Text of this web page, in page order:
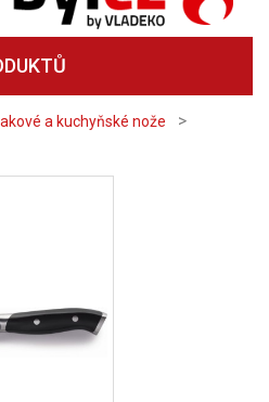
a kuchyňské nože >